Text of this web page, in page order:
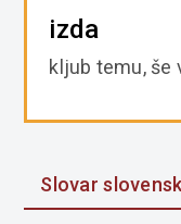
izda
kljub temu, še
Slovar